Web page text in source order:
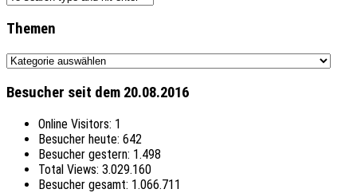
Themen
Themen
Besucher seit dem 20.08.2016
Online Visitors: 1
Besucher heute: 642
Besucher gestern: 1.498
Total Views: 3.029.160
Besucher gesamt: 1.066.711